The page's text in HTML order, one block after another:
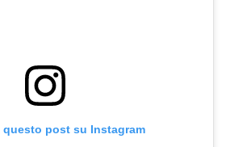
questo post su Instagram